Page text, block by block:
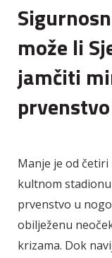
može li
jamčiti
Manje je od četiri
kultnom
prvenstvo u
obilježenu
krizama. Dok